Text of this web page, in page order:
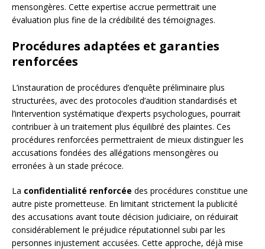
mensongères. Cette expertise accrue permettrait une
évaluation plus fine de la crédibilité des témoignages.
Procédures adaptées et garanties
renforcées
L’instauration de procédures d’enquête préliminaire plus
structurées, avec des protocoles d’audition standardisés et
l’intervention systématique d’experts psychologues, pourrait
contribuer à un traitement plus équilibré des plaintes. Ces
procédures renforcées permettraient de mieux distinguer les
accusations fondées des allégations mensongères ou
erronées à un stade précoce.
La confidentialité renforcée des procédures constitue une
autre piste prometteuse. En limitant strictement la publicité
des accusations avant toute décision judiciaire, on réduirait
considérablement le préjudice réputationnel subi par les
personnes injustement accusées. Cette approche, déjà mise